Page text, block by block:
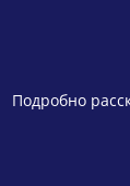
Подробно